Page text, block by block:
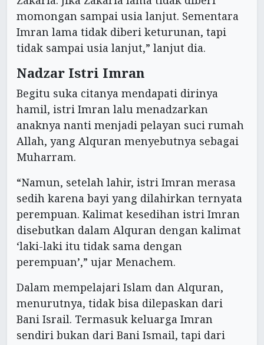
momongan sampai usia lanjut. Sementara
Imran lama tidak diberi keturunan, tapi
tidak sampai usia lanjut,” lanjut dia.
Nadzar Istri Imran
Begitu suka citanya mendapati dirinya
hamil, istri Imran lalu menadzarkan
anaknya nanti menjadi pelayan suci rumah
Allah, yang Alquran menyebutnya sebagai
Muharram.
“Namun, setelah lahir, istri Imran merasa
sedih karena bayi yang dilahirkan ternyata
perempuan. Kalimat kesedihan istri Imran
disebutkan dalam Alquran dengan kalimat
‘laki-laki itu tidak sama dengan
perempuan’,” ujar Menachem.
Dalam mempelajari Islam dan Alquran,
menurutnya, tidak bisa dilepaskan dari
Bani Israil. Termasuk keluarga Imran
sendiri bukan dari Bani Ismail, tapi dari